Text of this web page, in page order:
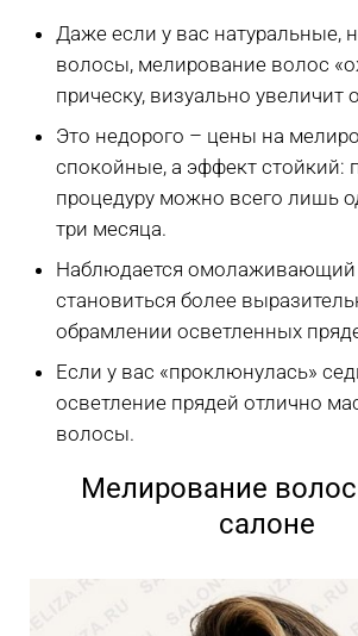
Даже если у вас натуральные,
волосы, мелирование волос
прическу, визуально увеличит
Это недорого – цены на
спокойные, а эффект стойкий:
процедуру можно всего лишь
три месяца.
Наблюдается омолаживающий
становиться более
обрамлении осветленных
Если у вас «проклюнулась»
осветление прядей отлично
волосы.
Мелирование
салоне